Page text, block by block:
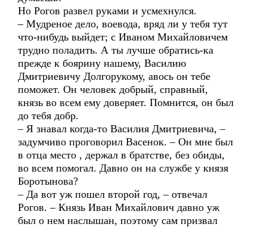
Но Рогов развел руками и усмехнулся.
– Мудреное дело, воевода, вряд ли у тебя тут
что-нибудь выйдет; с Иваном Михайловичем
трудно поладить. А ты лучше обратись-ка
прежде к боярину нашему, Василию
Дмитриевичу Долгорукому, авось он тебе
поможет. Он человек добрый, справный,
князь во всем ему доверяет. Помнится, он был
до тебя добр.
– Я знавал когда-то Василия Дмитриевича, –
задумчиво проговорил Васенок. – Он мне был
в отца место , держал в братстве, без обиды,
во всем помогал. Давно он на службе у князя
Боротынова?
– Да вот уж пошел второй год, – отвечал
Рогов. – Князь Иван Михайлович давно уж
был о нем наслышан, поэтому сам призвал